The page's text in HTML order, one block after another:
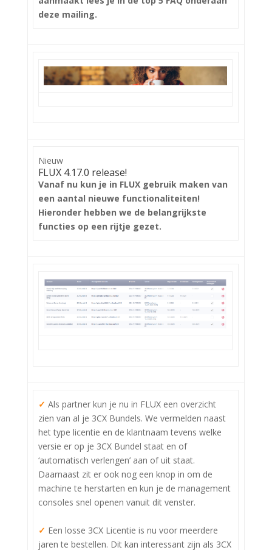
deze mailing.
Nieuw
FLUX 4.17.0 release!
Vanaf nu kun je in FLUX gebruik maken van
een aantal nieuwe functionaliteiten!
Hieronder hebben we de belangrijkste
functies op een rijtje gezet.
✓ Als partner kun je nu in FLUX een overzicht
zien van al je 3CX Bundels. We vermelden naast
het type licentie en de klantnaam tevens welke
versie er op je 3CX Bundel staat en of
‘automatisch verlengen’ aan of uit staat.
Daarnaast zit er ook nog een knop in om de
machine te herstarten en kun je de management
consoles snel openen vanuit dit venster.
✓ Een losse 3CX Licentie is nu voor meerdere
jaren te bestellen. Dit kan interessant zijn als 3CX